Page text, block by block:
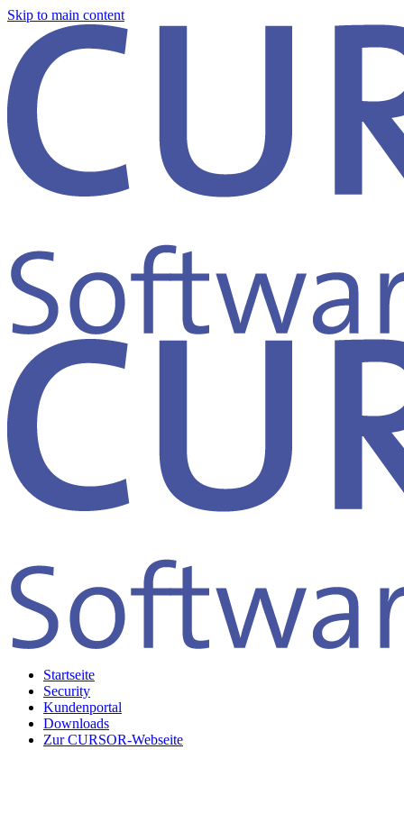
Skip to main content
Startseite
Security
Kundenportal
Downloads
Zur CURSOR-Webseite